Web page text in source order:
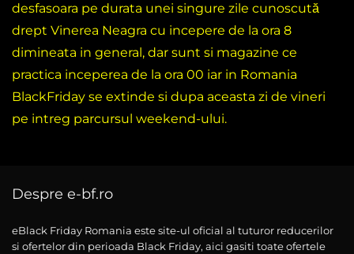
desfasoara pe durata unei singure zile cunoscută
drept Vinerea Neagra cu incepere de la ora 8
dimineata in general, dar sunt si magazine ce
practica inceperea de la ora 00 iar in Romania
BlackFriday se extinde si dupa aceasta zi de vineri
pe intreg parcursul weekend-ului.
Despre e-bf.ro
eBlack Friday Romania este site-ul oficial al tuturor reducerilor
si ofertelor din perioada Black Friday, aici gasiti toate ofertele